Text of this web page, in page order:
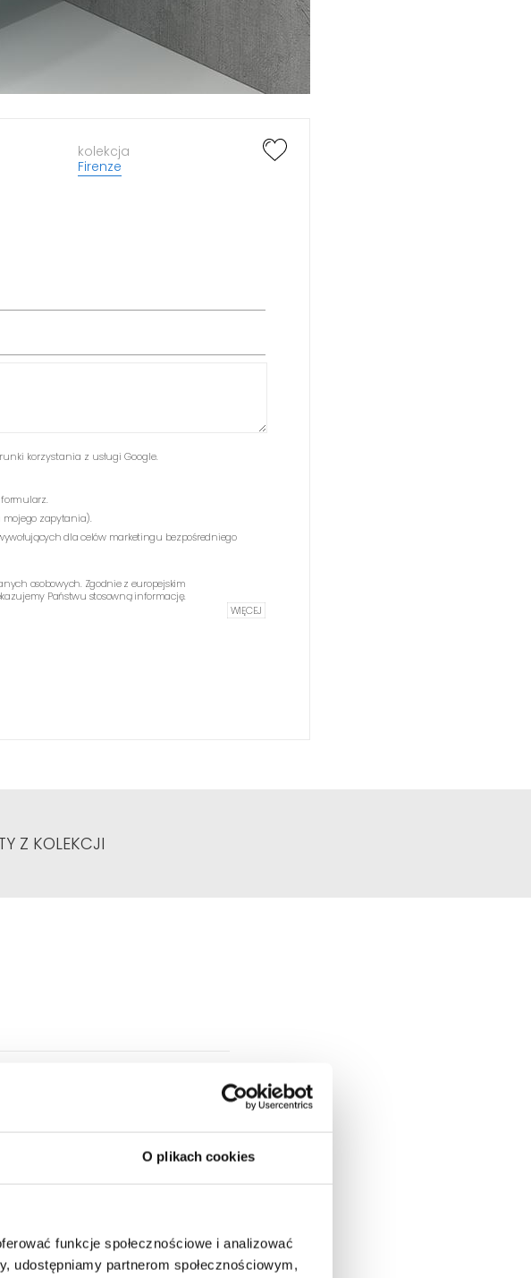
O plikach cookies
funkcje społecznościowe i analizować
udostępniamy partnerom społecznościowym,
kolekcja
Firenze
korzystania z usługi Google.
formularz.
mojego zapytania).
dla celów marketingu bezpośredniego
osobowych. Zgodnie z europejskim
Państwu stosowną informację.
WIĘCEJ
Z KOLEKCJI